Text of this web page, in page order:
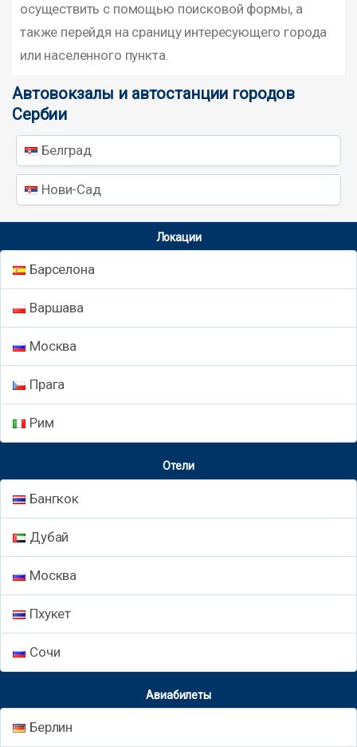
осуществить с помощью поисковой формы, а
также перейдя на сраницу интересующего города
или населенного пункта.
Автовокзалы и автостанции городов
Сербии
Белград
Нови-Сад
Локации
Барселона
Варшава
Москва
Прага
Рим
Отели
Бангкок
Дубай
Москва
Пхукет
Сочи
Авиабилеты
Берлин